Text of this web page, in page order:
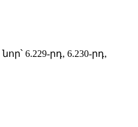
6.229-րդ, 6.230-րդ,